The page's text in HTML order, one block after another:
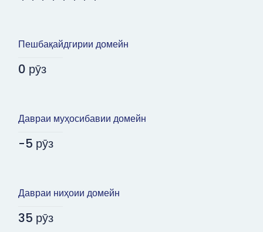
Пешбақайдгирии домейн
0 рӯз
Давраи муҳосибавии домейн
-5 рӯз
Давраи ниҳоии домейн
35 рӯз